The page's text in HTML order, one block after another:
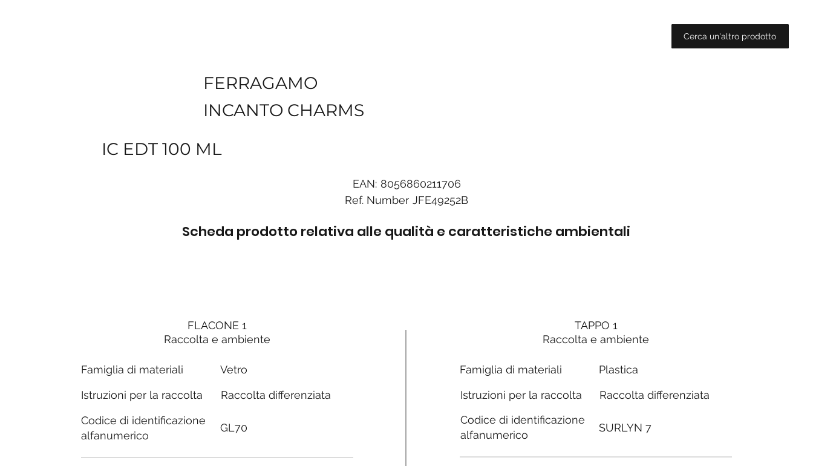
Cerca un'altro prodotto
FERRAGAMO
INCANTO CHARMS
IC EDT 100 ML
EAN: 8056860211706
Ref. Number JFE49252B
Scheda prodotto relativa alle qualità e caratteristiche ambientali
FLACONE 1
Raccolta e ambiente
Famiglia di materiali
Istruzioni per la raccolta
Codice di identificazione
alfanumerico
Vetro
Raccolta differenziata
GL70
TAPPO 1
Raccolta e ambiente
Famiglia di materiali
Istruzioni per la raccolta
Codice di identificazione
alfanumerico
Plastica
Raccolta differenziata
SURLYN 7